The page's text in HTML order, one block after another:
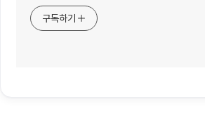
구독하기